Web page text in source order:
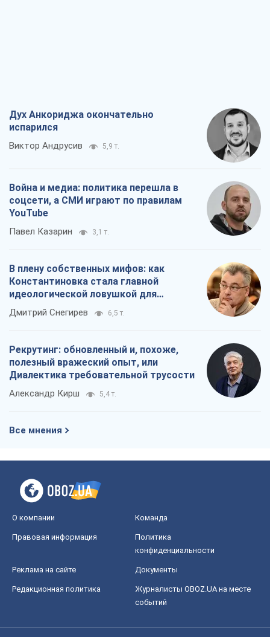
Дух Анкориджа окончательно
испарился
Виктор Андрусив 5,9 т.
Война и медиа: политика перешла в
соцсети, а СМИ играют по правилам
YouTube
Павел Казарин 3,1 т.
В плену собственных мифов: как
Константиновка стала главной
идеологической ловушкой для
российских оккупантов
Дмитрий Снегирев 6,5 т.
Рекрутинг: обновленный и, похоже,
полезный вражеский опыт, или
Диалектика требовательной трусости
Александр Кирш 5,4 т.
Все мнения
О компании Команда
Правовая информация
Политика
конфиденциальности
Реклама на сайте Документы
Редакционная политика
Журналисты OBOZ.UA на месте
событий